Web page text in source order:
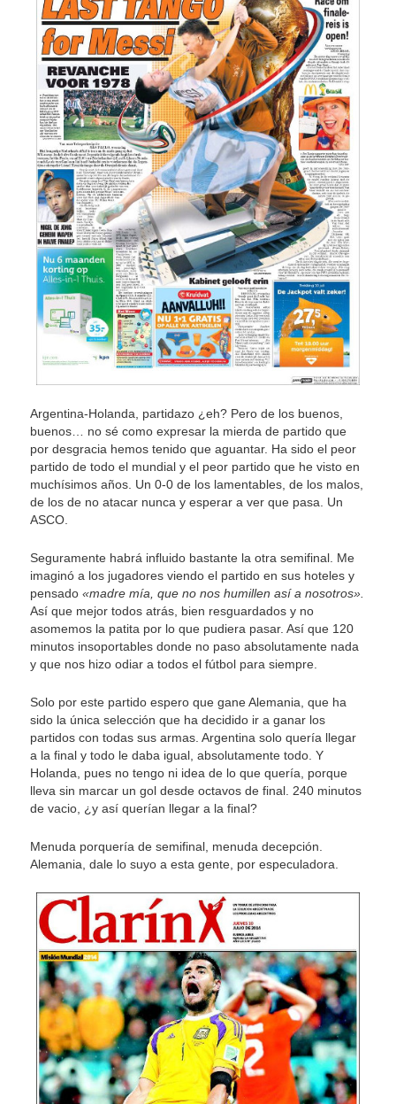
Argentina-Holanda, partidazo ¿eh? Pero de los buenos,
buenos… no sé como expresar la mierda de partido que
por desgracia hemos tenido que aguantar. Ha sido el peor
partido de todo el mundial y el peor partido que he visto en
muchísimos años. Un 0-0 de los lamentables, de los malos,
de los de no atacar nunca y esperar a ver que pasa. Un
ASCO.
Seguramente habrá influido bastante la otra semifinal. Me
imaginó a los jugadores viendo el partido en sus hoteles y
pensado«madre mía, que no nos humillen así a nosotros».
Así que mejor todos atrás, bien resguardados y no
asomemos la patita por lo que pudiera pasar. Así que 120
minutos insoportables donde no paso absolutamente nada
y que nos hizo odiar a todos el fútbol para siempre.
Solo por este partido espero que gane Alemania, que ha
sido la única selección que ha decidido ir a ganar los
partidos con todas sus armas. Argentina solo quería llegar
a la final y todo le daba igual, absolutamente todo. Y
Holanda, pues no tengo ni idea de lo que quería, porque
lleva sin marcar un gol desde octavos de final. 240 minutos
de vacio, ¿y así querían llegar a la final?
Menuda porquería de semifinal, menuda decepción.
Alemania, dale lo suyo a esta gente, por especuladora.